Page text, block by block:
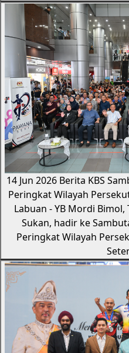
14 Jun 2026 Berita KBS
Peringkat Wilayah
Labuan - YB Mordi
Sukan, hadir ke
Peringkat Wilayah